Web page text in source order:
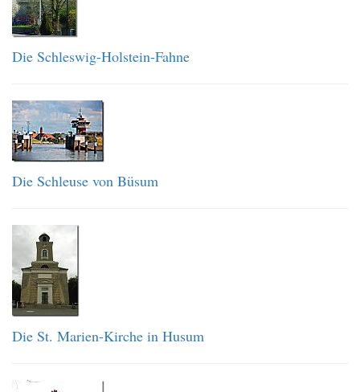
Die Schleswig-Holstein-Fahne
Die Schleuse von Büsum
Die St. Marien-Kirche in Husum